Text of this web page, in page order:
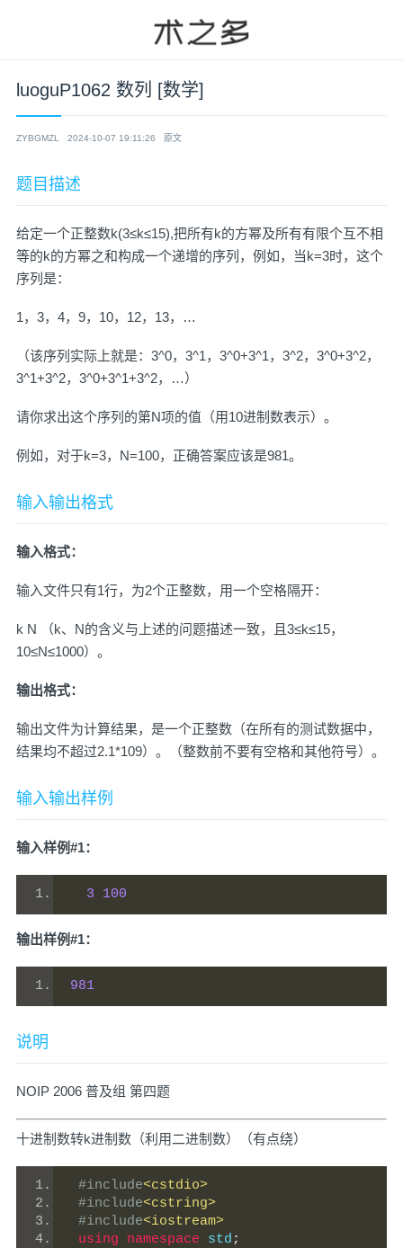
luoguP1062 数列 [数学]
ZYBGMZL 2024-10-07 19:11:26 原文
题目描述
给定一个正整数k(3≤k≤15),把所有k的方幂及所有有限个互不相
等的k的方幂之和构成一个递增的序列，例如，当k=3时，这个
序列是：
1，3，4，9，10，12，13，…
（该序列实际上就是：3^0，3^1，3^0+3^1，3^2，3^0+3^2，
3^1+3^2，3^0+3^1+3^2，…）
请你求出这个序列的第N项的值（用10进制数表示）。
例如，对于k=3，N=100，正确答案应该是981。
输入输出格式
输入格式：
输入文件只有1行，为2个正整数，用一个空格隔开：
k N （k、N的含义与上述的问题描述一致，且3≤k≤15，
10≤N≤1000）。
输出格式：
输出文件为计算结果，是一个正整数（在所有的测试数据中，
结果均不超过2.1*109）。（整数前不要有空格和其他符号）。
输入输出样例
输入样例#1：
3 100
输出样例#1：
981
说明
NOIP 2006 普及组 第四题
十进制数转k进制数（利用二进制数）（有点绕）
#include<cstdio>
#include<cstring>
#include<iostream>
using
namespace std ;